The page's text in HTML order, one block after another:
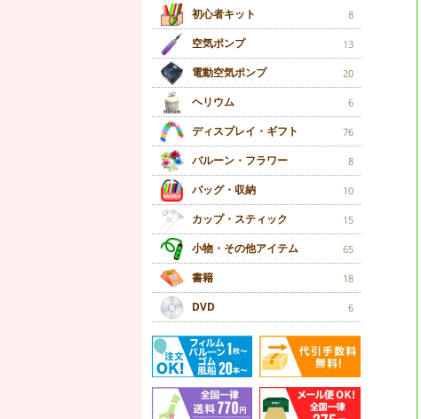
初心者キット 8
空気ポンプ 13
電動空気ポンプ 20
ヘリウム 6
ディスプレイ・ギフト 76
バルーン・フラワー 8
バッグ・収納 10
カップ・スティック 15
小物・その他アイテム 65
書籍 18
DVD 6